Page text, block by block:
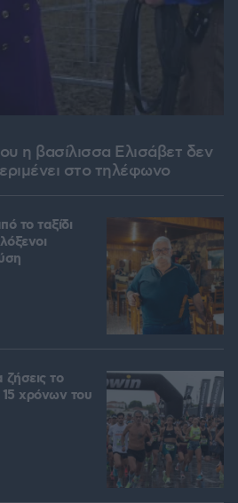
η βασίλισσα Ελισάβετ δεν
στο τηλέφωνο
το ταξίδι
ζήσεις το
15 χρόνων του